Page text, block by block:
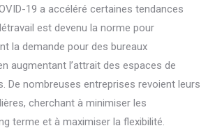
19 a accéléré certaines tendances
est devenu la norme pour
la demande pour des bureaux
augmentant l’attrait des espaces de
De nombreuses entreprises revoient leurs
cherchant à minimiser les
terme et à maximiser la flexibilité.